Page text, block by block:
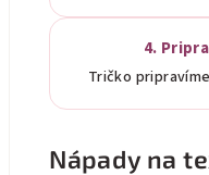
4.
Tričko
Nápady na